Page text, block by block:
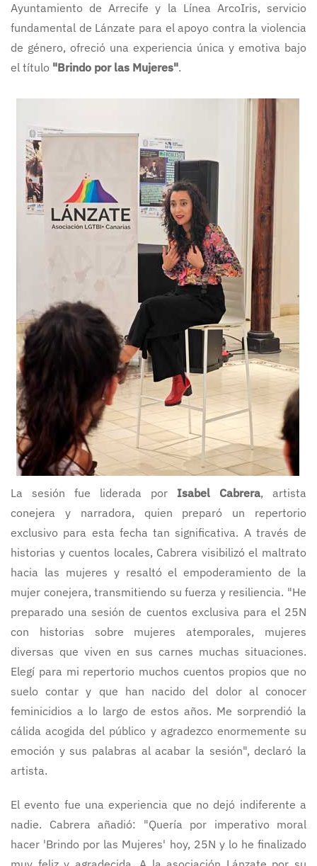
Ayuntamiento de Arrecife y la Línea ArcoIris, servicio
fundamental de Lánzate para el apoyo contra la violencia
de género, ofreció una experiencia única y emotiva bajo
el título "Brindo por las Mujeres".
La sesión fue liderada por Isabel Cabrera, artista
conejera y narradora, quien preparó un repertorio
exclusivo para esta fecha tan significativa. A través de
historias y cuentos locales, Cabrera visibilizó el maltrato
hacia las mujeres y resaltó el empoderamiento de la
mujer conejera, transmitiendo su fuerza y resiliencia. "He
preparado una sesión de cuentos exclusiva para el 25N
con historias sobre mujeres atemporales, mujeres
diversas que viven en sus carnes muchas situaciones.
Elegí para mi repertorio muchos cuentos propios que no
suelo contar y que han nacido del dolor al conocer
feminicidios a lo largo de estos años. Me sorprendió la
cálida acogida del público y agradezco enormemente su
emoción y sus palabras al acabar la sesión", declaró la
artista.
El evento fue una experiencia que no dejó indiferente a
nadie. Cabrera añadió: "Quería por imperativo moral
hacer 'Brindo por las Mujeres' hoy, 25N y lo he finalizado